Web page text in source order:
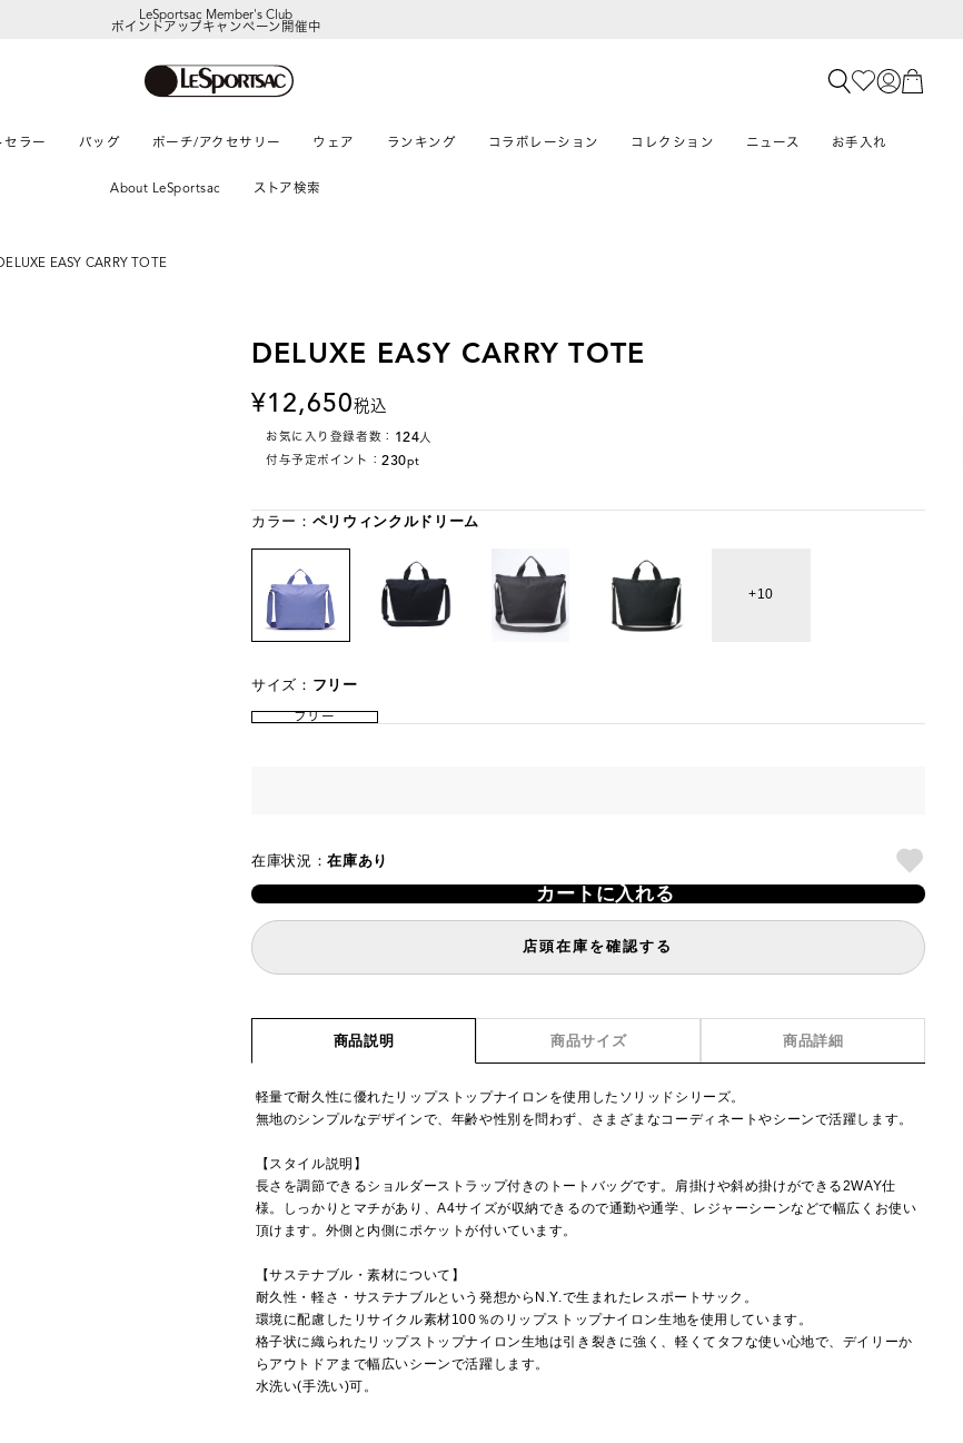
LeSportsac Member's Club
ポイントアップキャンペーン開催中
セラー バッグ ポーチ/アクセサリー ウェア ランキング コラボレーション コレクション ニュース お手入れ
About LeSportsac ストア検索
EASY CARRY TOTE
DELUXE EASY CARRY TOTE
12,650税込
お気に入り登録者数： 124人
付与予定ポイント：230pt
カラー： ペリウィンクルドリーム
10
サイズ： フリー
フリー
在庫状況：在庫あり
カートに入れる
店頭在庫を確認する
商品説明 商品サイズ 商品詳細
軽量で耐久性に優れたリップストップナイロンを使用したソリッドシリーズ。
無地のシンプルなデザインで、年齢や性別を問わず、さまざまなコーディネートやシーンで活躍します。
【スタイル説明】
長さを調節できるショルダーストラップ付きのトートバッグです。肩掛けや斜め掛けができる2WAY仕
様。しっかりとマチがあり、A4サイズが収納できるので通勤や通学、レジャーシーンなどで幅広くお使い
頂けます。外側と内側にポケットが付いています。
【サステナブル・素材について】
耐久性・軽さ・サステナブルという発想からN.Y.で生まれたレスポートサック。
環境に配慮したリサイクル素材100％のリップストップナイロン生地を使用しています。
格子状に織られたリップストップナイロン生地は引き裂きに強く、軽くてタフな使い心地で、デイリーか
らアウトドアまで幅広いシーンで活躍します。
水洗い(手洗い)可。